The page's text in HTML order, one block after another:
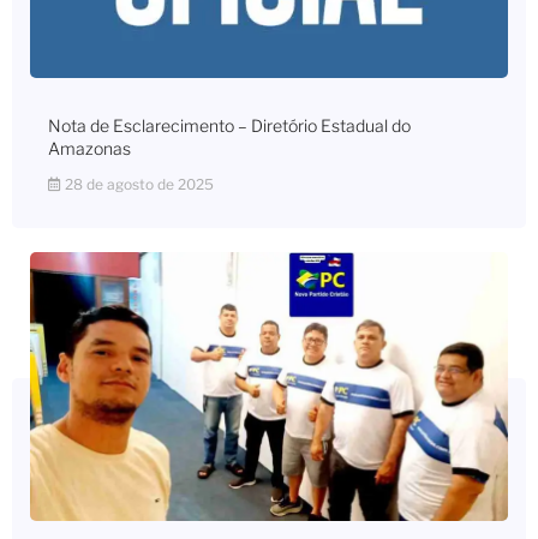
Nota de Esclarecimento – Diretório Estadual do
Amazonas
28 de agosto de 2025